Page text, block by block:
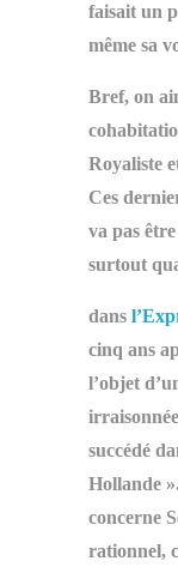
faisait un
même sa
Bref, on
Royaliste
Ces
va pas
surtout
dans
cinq ans
l’objet
succédé
Hollande
concerne
rationnel,